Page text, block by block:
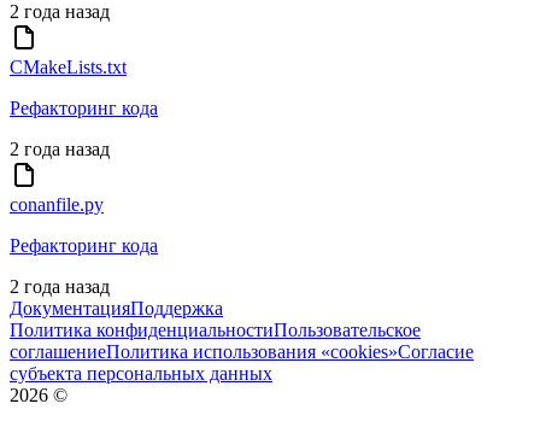
2 года назад
CMakeLists.txt
Рефакторинг кода
2 года назад
conanfile.py
Рефакторинг кода
2 года назад
ДокументацияПоддержка
Политика конфиденциальностиПользовательское
соглашениеПолитика использования «cookies»Согласие
субъекта персональных данных
2026 ©